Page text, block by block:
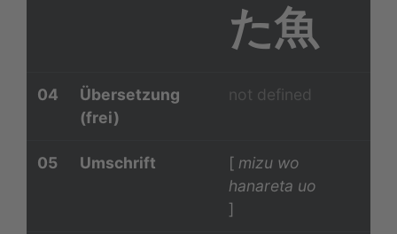
た魚
04
Übersetzung
(frei)
not defined
05 Umschrift [ mizu wo
hanareta uo
]